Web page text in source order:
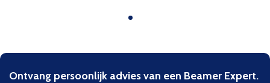
Ontvang persoonlijk advies van een Beamer Expert.